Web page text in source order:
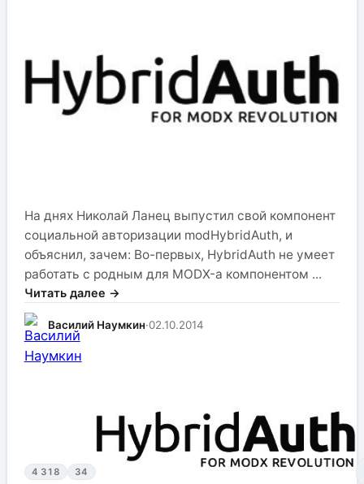
На днях Николай Ланец выпустил свой компонент
социальной авторизации modHybridAuth, и
объяснил, зачем: Во-первых, HybridAuth не умеет
работать с родным для MODX-а компонентом ...
Читать далее →
Василий Наумкин·02.10.2014
4 318 34